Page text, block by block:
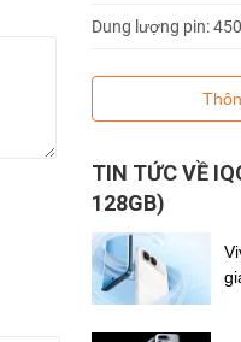
Dung lượng pin:
TIN TỨC VỀ
128GB)